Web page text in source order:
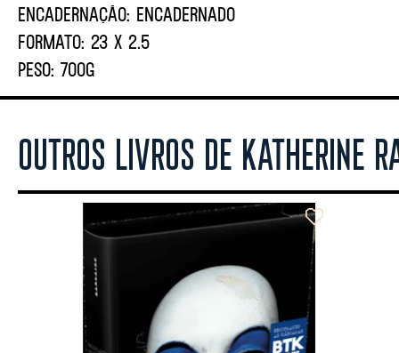
ENCADERNAÇÃO: ENCADERNADO
FORMATO: 23 X 2.5
PESO: 700G
OUTROS LIVROS DE KATHERINE